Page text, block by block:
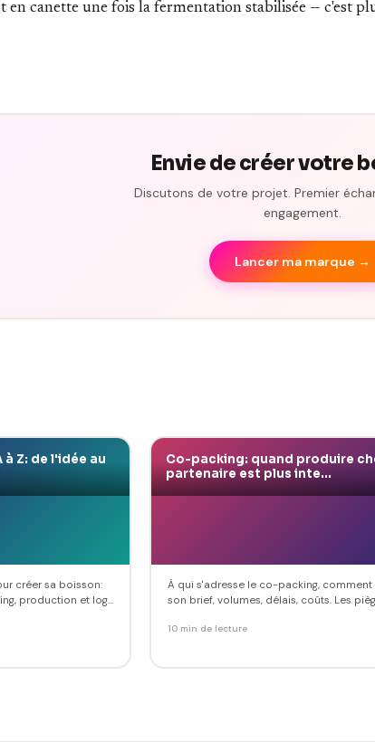
en canette une fois la fermentation stabilisée — c'est
Envie de créer votre
Discutons de votre projet. Premier
engagement.
Lancer ma marque →
Z: de l'idée au
créer sa boisson:
production et log...
Co-packing: quand produire
partenaire est plus inte...
À qui s'adresse le co-packing,
son brief, volumes, délais, coûts. Les
10 min de lecture